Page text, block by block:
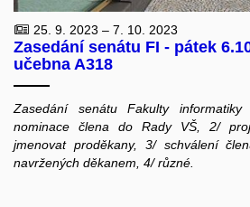
25. 9. 2023 – 7. 10. 2023
Zasedání senátu FI - pátek
učebna A318
Zasedání senátu Fakulty
nominace člena do Rady VŠ, 2/
jmenovat proděkany, 3/ schválení
navržených děkanem, 4/ různé.